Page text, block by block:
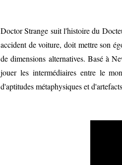
Doctor Strange suit l'histoire du
accident de voiture, doit mettre son
de dimensions alternatives. Basé à
jouer les intermédiaires entre le
d'aptitudes métaphysiques et